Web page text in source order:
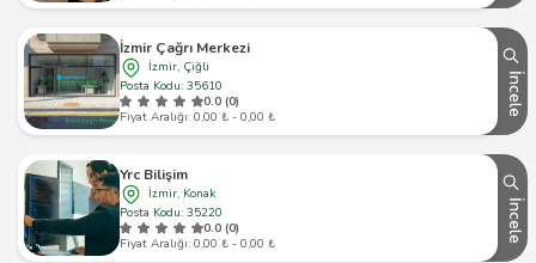
İzmir Çağrı Merkezi
İzmir, Çiğli
Posta Kodu: 35610
0.0 (0)
Fiyat Aralığı: 0,00 ₺ - 0,00 ₺
İncele
Yrc Bilişim
İzmir, Konak
Posta Kodu: 35220
0.0 (0)
Fiyat Aralığı: 0,00 ₺ - 0,00 ₺
İncele